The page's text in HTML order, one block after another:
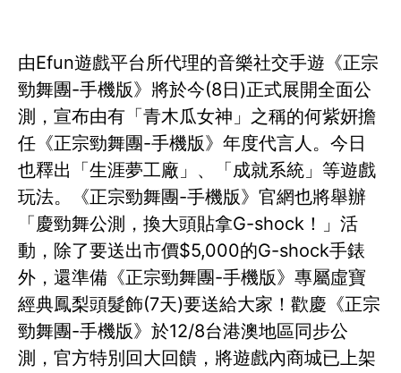
由Efun遊戲平台所代理的音樂社交手遊《正宗
勁舞團-手機版》將於今(8日)正式展開全面公
測，宣布由有「青木瓜女神」之稱的何紫妍擔
任《正宗勁舞團-手機版》年度代言人。今日
也釋出「生涯夢工廠」、「成就系統」等遊戲
玩法。《正宗勁舞團-手機版》官網也將舉辦
「慶勁舞公測，換大頭貼拿G-shock！」活
動，除了要送出市價$5,000的G-shock手錶
外，還準備《正宗勁舞團-手機版》專屬虛寶
經典鳳梨頭髮飾(7天)要送給大家！歡慶《正宗
勁舞團-手機版》於12/8台港澳地區同步公
測，官方特別回大回饋，將遊戲內商城已上架